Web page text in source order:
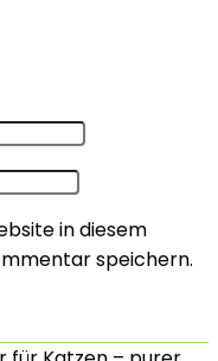
in diesem
speichern.